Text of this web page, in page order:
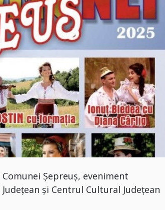
Șepreuș, eveniment
și Centrul Cultural Județean